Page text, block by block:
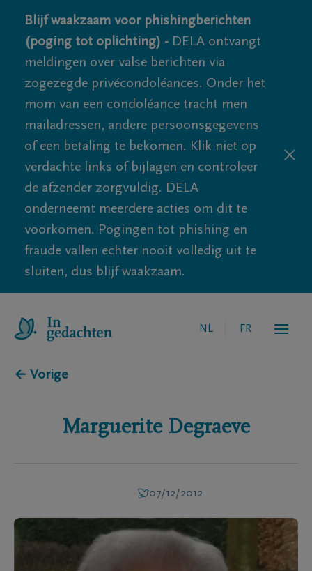
Blijf waakzaam voor phishingberichten
(poging tot oplichting) - DELA ontvangt
meldingen over valse berichten via
zogezegde privécondoléances. Onder het
mom van een condoléance tracht men
mailadressen, andere persoonsgegevens
of een betaling te bekomen. Klik niet op
verdachte links of bijlagen en controleer
de afzender zorgvuldig. DELA
onderneemt meerdere acties om dit te
voorkomen. Pogingen tot phishing en
fraude vallen echter nooit volledig uit te
sluiten, dus blijf waakzaam.
NL FR
← Vorige
Marguerite Degraeve
07/12/2012